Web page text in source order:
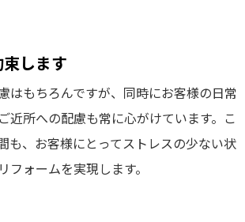
します
はもちろんですが、同時にお客様の日常
近所への配慮も常に心がけています。こ
も、お客様にとってストレスの少ない状
ォームを実現します。